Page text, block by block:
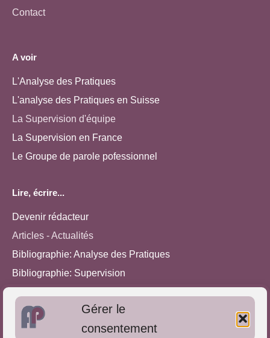
Gérer le
consentement
Contact
A voir
L'Analyse des Pratiques
L'analyse des Pratiques en Suisse
La Supervision d'équipe
La Supervision en France
Le Groupe de parole pofessionnel
Lire, écrire...
Devenir rédacteur
Articles - Actualités
Bibliographie: Analyse des Pratiques
Bibliographie: Supervision
Approches de l'Analyse des pratiques